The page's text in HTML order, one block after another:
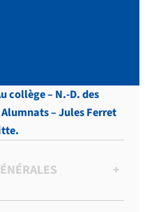
collège – N.-D. des
– Jules Ferret
+